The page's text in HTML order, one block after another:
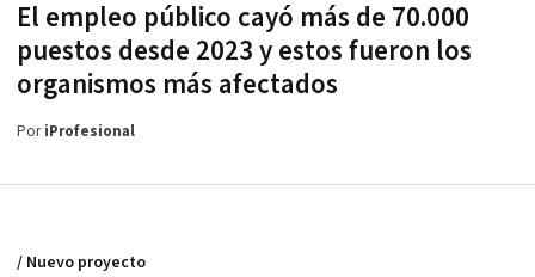
El empleo público cayó más de 70.000
puestos desde 2023 y estos fueron los
organismos más afectados
PoriProfesional
/ Nuevo proyecto